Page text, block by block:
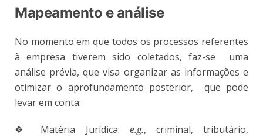
Mapeamento e análise
No momento em que todos os processos referentes
à empresa tiverem sido coletados, faz-se uma
análise prévia, que visa organizar as informações e
otimizar o aprofundamento posterior, que pode
levar em conta:
❖ Matéria Jurídica: e.g., criminal, tributário,